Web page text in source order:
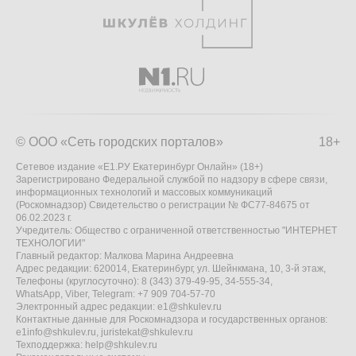
18+
© ООО «Сеть городских порталов»
Сетевое издание «Е1.РУ Екатеринбург Онлайн» (18+)
Зарегистрировано Федеральной службой по надзору в сфере связи,
информационных технологий и массовых коммуникаций
(Роскомнадзор) Свидетельство о регистрации № ФС77-84675 от
06.02.2023 г.
Учредитель: Общество с ограниченной ответственностью "ИНТЕРНЕТ
ТЕХНОЛОГИИ"
Главный редактор: Малкова Марина Андреевна
Адрес редакции: 620014, Екатеринбург, ул. Шейнкмана, 10, 3-й этаж,
Телефоны (круглосуточно): 8 (343) 379-49-95, 34-555-34,
WhatsApp, Viber, Telegram: +7 909 704-57-70
Электронный адрес редакции: e1@shkulev.ru
Контактные данные для Роскомнадзора и государственных органов:
e1info@shkulev.ru juristekat@shkulev.ru
Техподдержка: help@shkulev.ru